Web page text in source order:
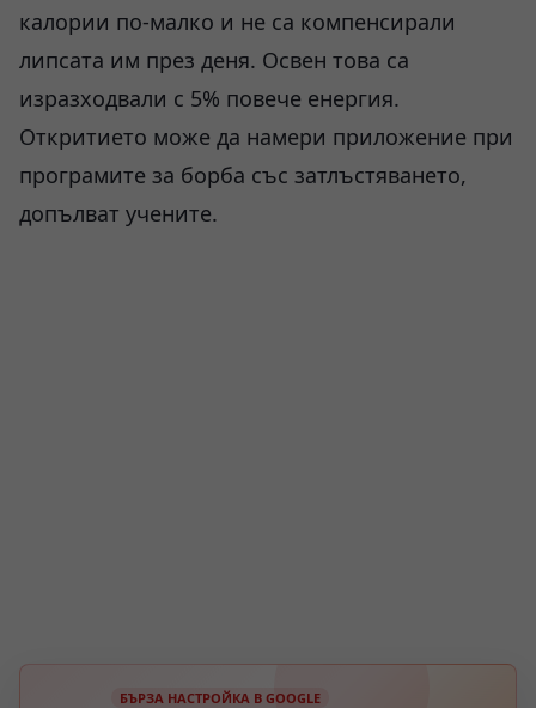
калории по-малко и не са компенсирали
липсата им през деня. Освен това са
изразходвали с 5% повече енергия.
Откритието може да намери приложение при
програмите за борба със затлъстяването,
допълват учените.
БЪРЗА НАСТРОЙКА В GOOGLE